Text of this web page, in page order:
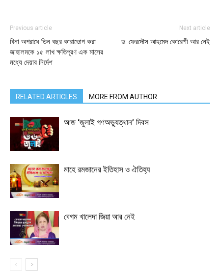
Previous article
বিনা অপরাধে তিন বছর কারাভোগ করা
জাহালমকে ১৫ লাখ ক্ষতিপূরণ এক মাসের
মধ্যে দেয়ার নির্দেশ
Next article
ড. ফেরদৌস আহমেদ কোরেশী আর নেই
RELATED ARTICLES MORE FROM AUTHOR
আজ ‘জুলাই গণঅভ্যুত্থান’ দিবস
মাহে রমজানের ইতিহাস ও ঐতিহ্য
বেগম খালেদা জিয়া আর নেই